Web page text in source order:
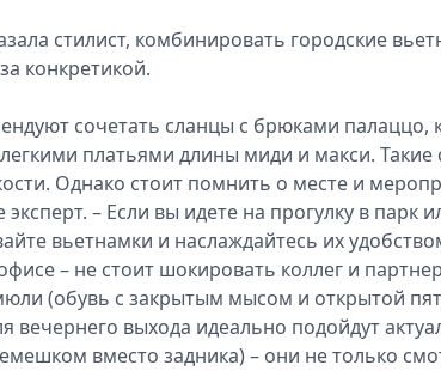
стилист, комбинировать городские
конкретикой.
сочетать сланцы с брюками
платьями длины миди и макси. Такие
Однако стоит помнить о месте и
– Если вы идете на прогулку в парк
вьетнамки и наслаждайтесь их
– не стоит шокировать коллег и
(обувь с закрытым мысом и открытой
вечернего выхода идеально подойдут
вместо задника) – они не только